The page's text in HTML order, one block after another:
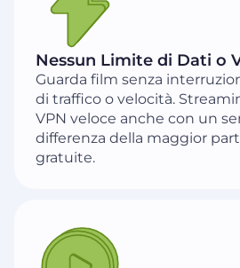
Nessun Limite di Dati o
Guarda film senza
di traffico o velocità.
VPN veloce anche con un
differenza della maggior
gratuite.